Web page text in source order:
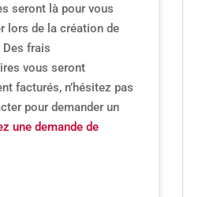
seront là pour vous
lors de la création de
frais
vous seront
facturés, n’hésitez pas
pour demander un
une demande de